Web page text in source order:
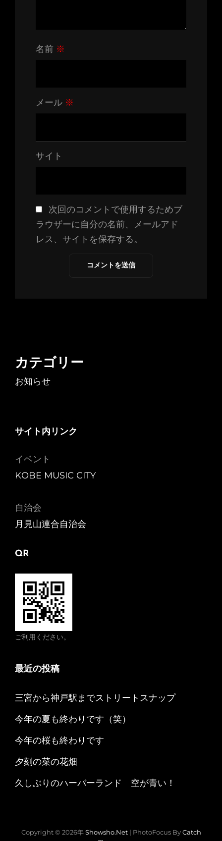
名前 ※
メール ※
サイト
次回のコメントで使用するためブ
ラウザーに自分の名前、メールアド
レス、サイトを保存する。
カテゴリー
お知らせ
サイト内リンク
イベント
KOBE MUSIC CITY
自治会
月見山連合自治会
QR
ご利用ください。
最近の投稿
三宮から神戸駅までストリートスナップ
今年の夏も終わりです（笑）
今年の桜も終わりです
夕刻の菜の花畑
久しぶりのハーバーランド 空が青い！
Copyright © 2026年Showsho.Net | PhotoFocus ByCatch